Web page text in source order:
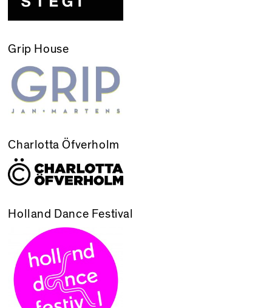
Grip House
Charlotta Öfverholm
Holland Dance Festival